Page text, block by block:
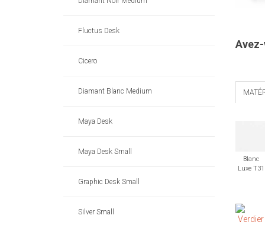
Fluctus Desk
Cicero
Diamant Blanc Medium
Maya Desk
Maya Desk Small
Graphic Desk Small
Silver Small
Blanc
Luxe T31